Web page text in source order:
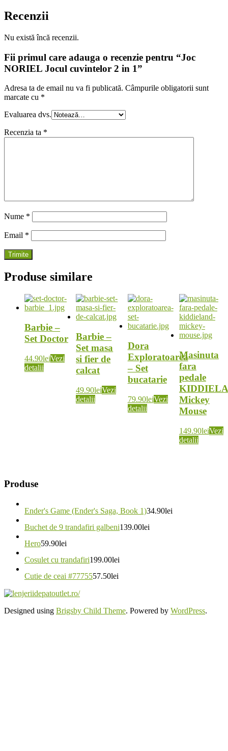
Recenzii
Nu există încă recenzii.
Fii primul care adauga o recenzie pentru “Joc
NORIEL Jocul cuvintelor 2 in 1”
Adresa ta de email nu va fi publicată. Câmpurile obligatorii sunt
marcate cu *
Evaluarea dvs.
Recenzia ta *
Nume *
Email *
Produse similare
Barbie –
Set Doctor
44.90leiVezi
detalii
Barbie –
Set masa
si fier de
calcat
49.90leiVezi
detalii
Dora
Exploratoarea
– Set
bucatarie
79.90leiVezi
detalii
Masinuta
fara
pedale
Mickey
Mouse
149.90leiVezi
detalii
Produse
Ender's Game (Ender's Saga, Book 1)34.90lei
Buchet de 9 trandafiri galbeni139.00lei
Hero59.90lei
Cosulet cu trandafiri199.00lei
Cutie de ceai #7775557.50lei
Designed using Brigsby Child Theme. Powered by WordPress.